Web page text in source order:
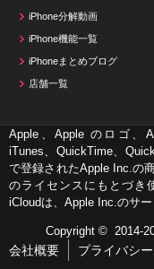
iPhone分解動画
iPhone機能一覧
iPhoneまとめブログ
店舗一覧
Apple、Apple のロゴ、
iTunes、QuickTime、
で登録されたApple Inc.の
のライセンスにもとづき
iCloudは、Apple Inc.のサー
Copyright © 2014-
会社概要 プライバシ